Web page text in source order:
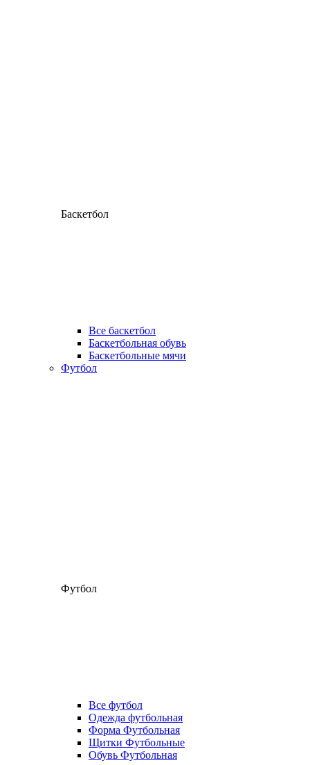
Баскетбол
Все баскетбол
Баскетбольная обувь
Баскетбольные мячи
Футбол
Футбол
Все футбол
Одежда футбольная
Форма Футбольная
Щитки Футбольные
Обувь Футбольная